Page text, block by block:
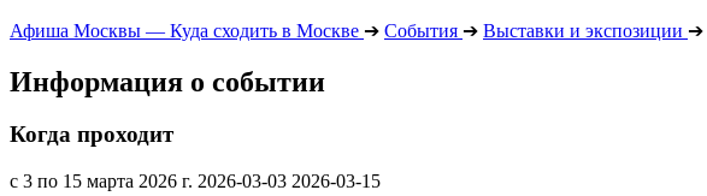
Афиша Москвы — Куда сходить в Москве ➔ События ➔ Выставки и экспозиции ➔
Информация о событии
Когда проходит
с 3 по 15 марта 2026 г. 2026-03-03 2026-03-15